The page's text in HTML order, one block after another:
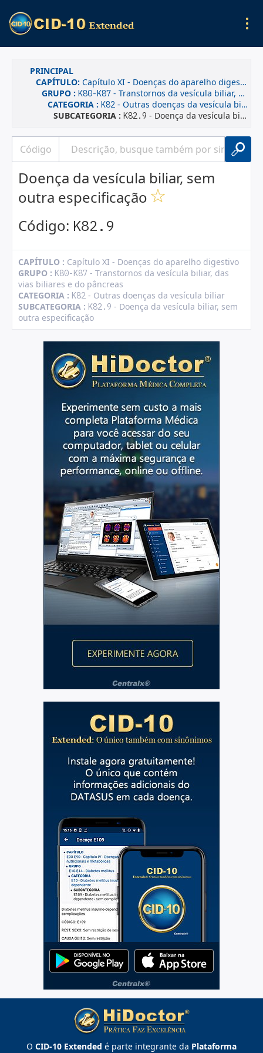
PRINCIPAL
CAPÍTULO: Capítulo XI - Doenças do aparelho digestivo
GRUPO : K80-K87 - Transtornos da vesícula biliar, das vias biliares e do pâncreas
CATEGORIA : K82 - Outras doenças da vesícula biliar
SUBCATEGORIA : K82.9 - Doença da vesícula biliar, sem outra especificação
Doença da vesícula biliar, sem
outra especificação
Código: K82.9
CAPÍTULO : Capítulo XI - Doenças do aparelho digestivo
GRUPO : K80-K87 - Transtornos da vesícula biliar, das
vias biliares e do pâncreas
CATEGORIA : K82 - Outras doenças da vesícula biliar
SUBCATEGORIA : K82.9 - Doença da vesícula biliar, sem
outra especificação
O CID-10 Extended é parte integrante da Plataforma